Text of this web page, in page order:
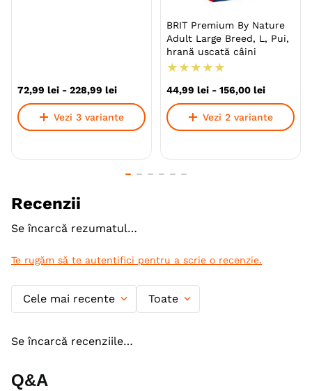
Adult
Super-Premium
Aroma Curcan Miel Pui
Monoproteic Nu
Producator
72,99 lei - 228,99 lei
Vezi 3 variante
BRIT Premium By Nature
Adult Large Breed, L, Pui,
hrană uscată câini
★ ★ ★ ★ ★
44,99 lei - 156,00 lei
Vezi 2 variante
Recenzii
Se încarcă rezumatul…
Te rugăm să te autentifici pentru a scrie o recenzie.
Cele mai recente Toate
Se încarcă recenziile…
Q&A